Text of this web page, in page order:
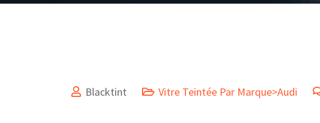
Blacktint Vitre Teintée Par Marque>Audi